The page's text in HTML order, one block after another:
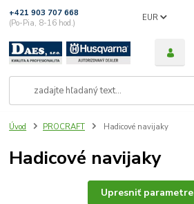
EUR
+421 903 707 668
(Po-Pia, 8-16 hod.)
Úvod PROCRAFT Hadicové navijaky
Hadicové navijaky
Upresniť parametre